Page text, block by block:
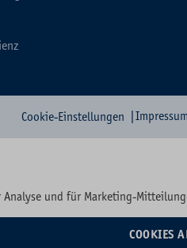
Cookie-Einstellungen Impressum
und für Marketing-
COOKIES